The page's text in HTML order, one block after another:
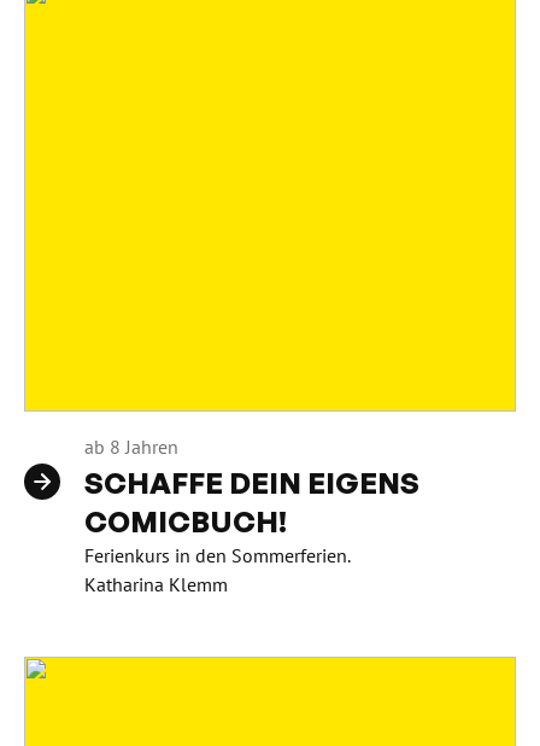
ab 8 Jahren
SCHAFFE DEIN EIGENS
COMICBUCH!
Ferienkurs in den Sommerferien.
Katharina Klemm